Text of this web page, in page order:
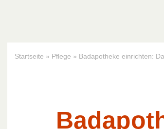
Startseite » Pflege » Badapotheke einrichten: